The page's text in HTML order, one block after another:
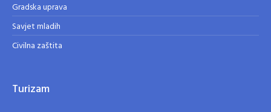
Gradska uprava
Savjet mladih
Civilna zaštita
Turizam